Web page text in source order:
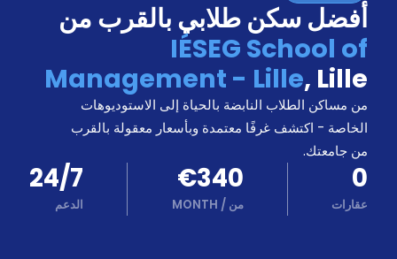
حجز
السكن
من
نحن؟
المدونة
أخبر
أصدقائك
و
اكسب
كن
شريكا
الدعم
أفضل سكن طلابي بالقرب من
IÉSEG School of
Management - Lille, Lille
من مساكن الطلاب النابضة بالحياة إلى الاستوديوهات
الخاصة - اكتشف غرفًا معتمدة وبأسعار معقولة بالقرب
من جامعتك.
0
عقارات
€340
من /
MONTH
24/7
الدعم